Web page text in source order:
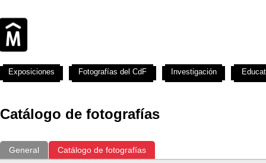
Catálogo de fotografías
General Catálogo de fotografías
Exposiciones Fotografías del CdF Investigación